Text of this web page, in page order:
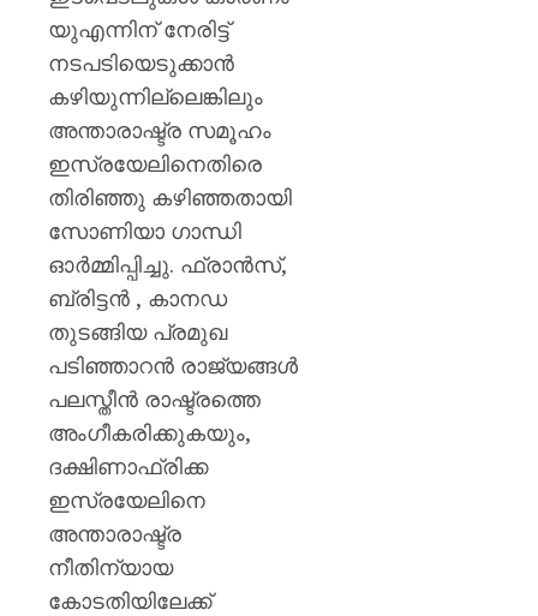
യുഎന്നിന് നേരിട്ട്
നടപടിയെടുക്കാൻ
കഴിയുന്നില്ലെങ്കിലും
അന്താരാഷ്ട്ര സമൂഹം
ഇസ്രയേലിനെതിരെ
തിരിഞ്ഞു കഴിഞ്ഞതായി
സോണിയാ ഗാന്ധി
ഓർമ്മിപ്പിച്ചു. ഫ്രാൻസ്,
ബ്രിട്ടൻ , കാനഡ
തുടങ്ങിയ പ്രമുഖ
പടിഞ്ഞാറൻ രാജ്യങ്ങൾ
പലസ്തീൻ രാഷ്ട്രത്തെ
അംഗീകരിക്കുകയും,
ദക്ഷിണാഫ്രിക്ക
ഇസ്രയേലിനെ
അന്താരാഷ്ട്ര
നീതിന്യായ
കോടതിയിലേക്ക്